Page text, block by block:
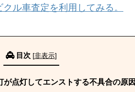
ル車査定を利用してみる。
目次 [非表示]
点灯してエンストする不具合の原因